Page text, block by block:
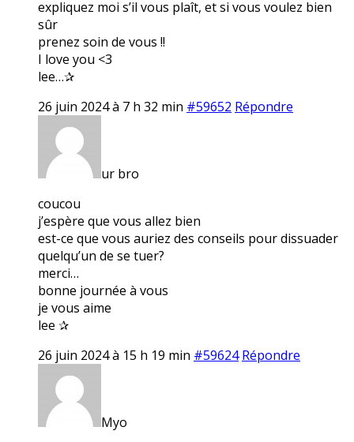
expliquez moi s’il vous plaît, et si vous voulez bien
sûr
prenez soin de vous !!
I love you <3
lee…✰
26 juin 2024 à 7 h 32 min #59652 Répondre
ur bro
coucou
j’espère que vous allez bien
est-ce que vous auriez des conseils pour dissuader
quelqu’un de se tuer?
merci…
bonne journée à vous
je vous aime
lee ✰
26 juin 2024 à 15 h 19 min #59624 Répondre
Myo